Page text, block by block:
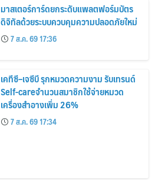
มาสเตอร์การ์ดยกระดับแพลตฟอร์มบัตร
ดิจิทัลด้วยระบบควบคุมความปลอดภัยใหม่
7 ส.ค. 69 17:36
เคทีซี–เจซีบี รุกหมวดความงาม รับเทรนด์
Self-careจำนวนสมาชิกใช้จ่ายหมวด
เครื่องสำอางเพิ่ม 26%
7 ส.ค. 69 17:34